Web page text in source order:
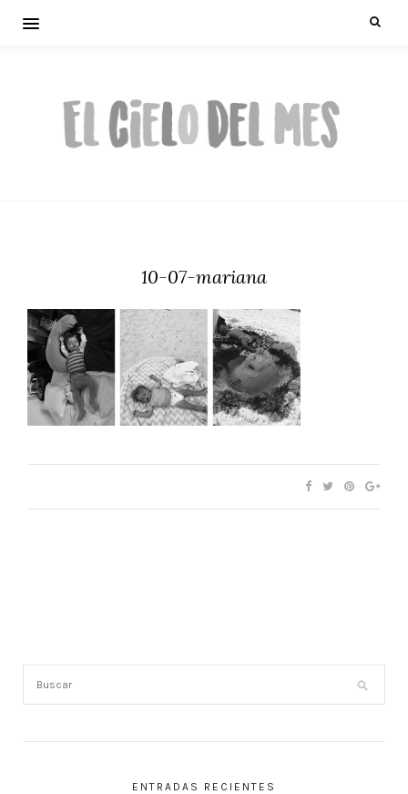
10-07-mariana
ENTRADAS RECIENTES